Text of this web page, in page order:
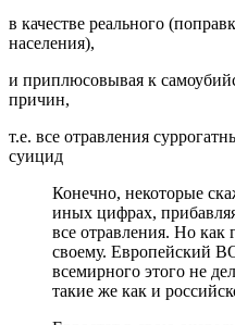
в качестве реального
населения),
и приплюсовывая к
причин,
т.е. все отравления
суицид
Конечно, некоторые
иных цифрах,
все отравления. Но как
своему. Европейский
всемирного этого не
такие же как и